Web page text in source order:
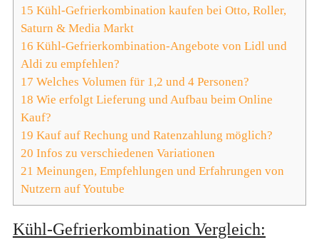
15 Kühl-Gefrierkombination kaufen bei Otto, Roller,
Saturn & Media Markt
16 Kühl-Gefrierkombination-Angebote von Lidl und
Aldi zu empfehlen?
17 Welches Volumen für 1,2 und 4 Personen?
18 Wie erfolgt Lieferung und Aufbau beim Online
Kauf?
19 Kauf auf Rechung und Ratenzahlung möglich?
20 Infos zu verschiedenen Variationen
21 Meinungen, Empfehlungen und Erfahrungen von
Nutzern auf Youtube
Kühl-Gefrierkombination Vergleich: